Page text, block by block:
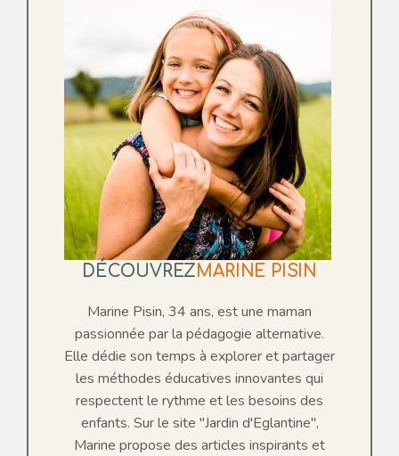
DÉCOUVREZMARINE PISIN
Marine Pisin, 34 ans, est une maman
passionnée par la pédagogie alternative.
Elle dédie son temps à explorer et partager
les méthodes éducatives innovantes qui
respectent le rythme et les besoins des
enfants. Sur le site "Jardin d'Eglantine",
Marine propose des articles inspirants et